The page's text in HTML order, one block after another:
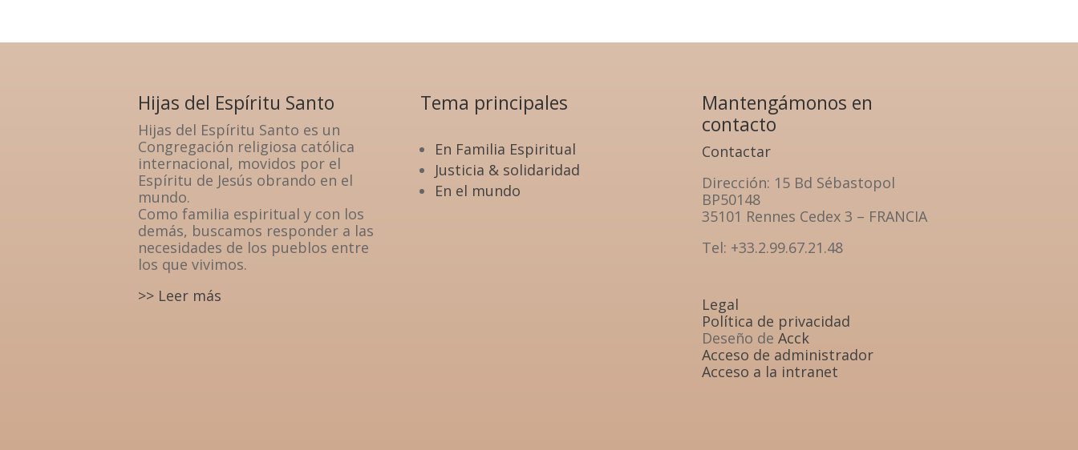
Hijas del Espíritu Santo
Hijas del Espíritu Santo es un
Congregación religiosa católica
internacional, movidos por el
Espíritu de Jesús obrando en el
mundo.
Como familia espiritual y con los
demás, buscamos responder a las
necesidades de los pueblos entre
los que vivimos.
>> Leer más
Tema principales
En Familia Espiritual
Justicia & solidaridad
En el mundo
Mantengámonos en
contacto
Contactar
Dirección: 15 Bd Sébastopol
BP50148
35101 Rennes Cedex 3 – FRANCIA
Tel: +33.2.99.67.21.48
Legal
Política de privacidad
Deseño deAcck
Acceso de administrador
Acceso a la intranet